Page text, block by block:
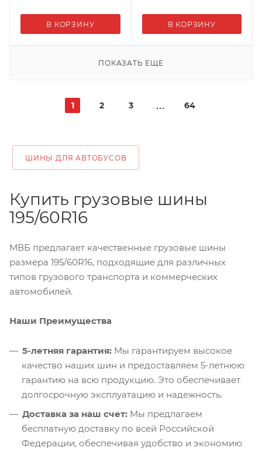
В КОРЗИНУ В КОРЗИНУ
ПОКАЗАТЬ ЕЩЕ
1 2 3 64
ШИНЫ ДЛЯ АВТОБУСОВ
Купить грузовые шины
195/60R16
МВБ предлагает качественные грузовые шины
размера 195/60R16, подходящие для различных
типов грузового транспорта и коммерческих
автомобилей.
Наши Преимущества
5-летняя гарантия: Мы гарантируем высокое
качество наших шин и предоставляем 5-летнюю
гарантию на всю продукцию. Это обеспечивает
долгосрочную эксплуатацию и надежность.
Доставка за наш счет: Мы предлагаем
бесплатную доставку по всей Российской
Федерации, обеспечивая удобство и экономию